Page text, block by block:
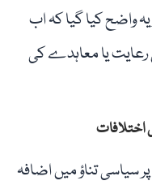
واضح کیا گیا کہ اب
یا معاہدے کی
اختلافات
سیاسی تناؤ میں اضافہ